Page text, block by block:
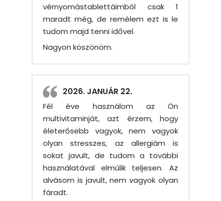
vérnyomástablettáimból csak 1
maradt még, de remélem ezt is le
tudom majd tenni idővel.
Nagyon köszönöm.
2026. JANUÁR 22.
Fél éve használom az Ön
multivitaminját, azt érzem, hogy
életerősebb vagyok, nem vagyok
olyan stresszes, az allergiám is
sokat javult, de tudom a további
használatával elmúlik teljesen. Az
alvásom is javult, nem vagyok olyan
fáradt.